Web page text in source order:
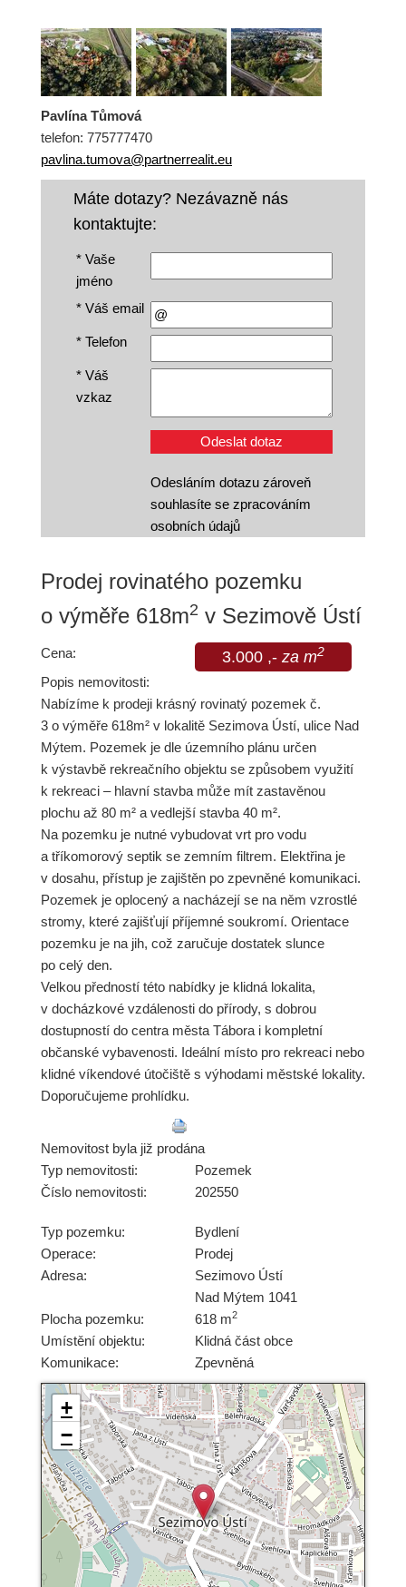
Pavlína Tůmová
telefon: 775777470
pavlina.tumova@partnerrealit.eu
Máte dotazy? Nezávazně nás
kontaktujte:
* Vaše
jméno
* Váš email
* Telefon
* Váš
vzkaz
Odesláním dotazu zároveň
souhlasíte se zpracováním
osobních údajů
Prodej rovinatého pozemku
o výměře 618m2 v Sezimově Ústí
Cena: 3.000 ,- za m2
Popis nemovitosti:
Nabízíme k prodeji krásný rovinatý pozemek č.
3 o výměře 618m² v lokalitě Sezimova Ústí, ulice Nad
Mýtem. Pozemek je dle územního plánu určen
k výstavbě rekreačního objektu se způsobem využití
k rekreaci – hlavní stavba může mít zastavěnou
plochu až 80 m² a vedlejší stavba 40 m².
Na pozemku je nutné vybudovat vrt pro vodu
a tříkomorový septik se zemním filtrem. Elektřina je
v dosahu, přístup je zajištěn po zpevněné komunikaci.
Pozemek je oplocený a nacházejí se na něm vzrostlé
stromy, které zajišťují příjemné soukromí. Orientace
pozemku je na jih, což zaručuje dostatek slunce
po celý den.
Velkou předností této nabídky je klidná lokalita,
v docházkové vzdálenosti do přírody, s dobrou
dostupností do centra města Tábora i kompletní
občanské vybavenosti. Ideální místo pro rekreaci nebo
klidné víkendové útočiště s výhodami městské lokality.
Doporučujeme prohlídku.
Nemovitost byla již prodána
Typ nemovitosti:
Pozemek
Číslo nemovitosti:
202550
Typ pozemku:
Bydlení
Operace:
Prodej
Adresa:
Sezimovo Ústí
Nad Mýtem 1041
Plocha pozemku:
618 m2
Umístění objektu:
Klidná část obce
Komunikace:
Zpevněná
+
−